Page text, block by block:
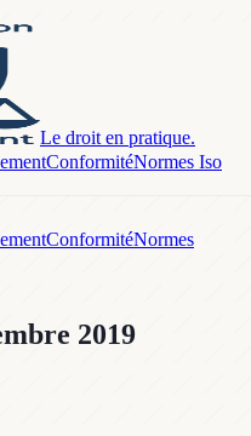
Le droit en pratique.
ConformitéNormes Iso
ConformitéNormes
2019